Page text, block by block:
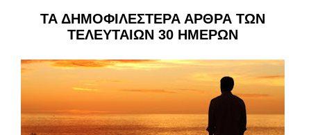
ΤΑ ΔΗΜΟΦΙΛΕΣΤΕΡΑ ΑΡΘΡΑ ΤΩΝ
ΤΕΛΕΥΤΑΙΩΝ 30 ΗΜΕΡΩΝ